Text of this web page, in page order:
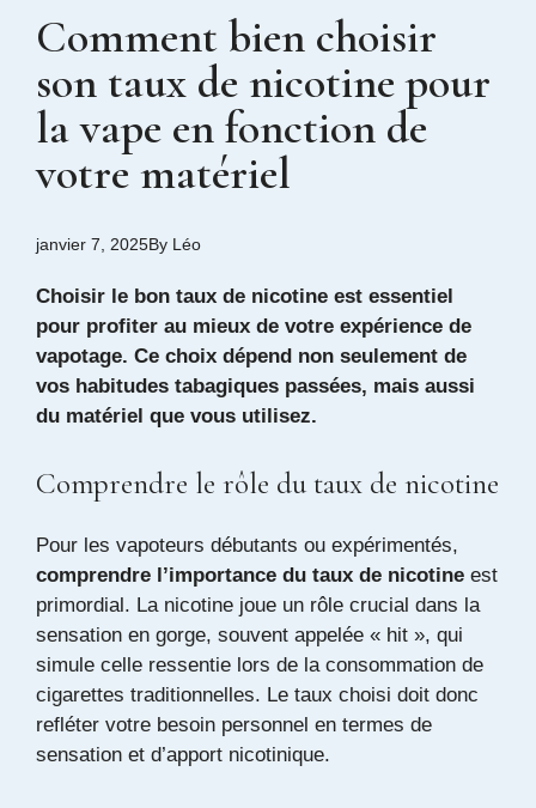
Comment bien choisir
son taux de nicotine pour
la vape en fonction de
votre matériel
janvier 7, 2025By Léo
Choisir le bon taux de nicotine est essentiel
pour profiter au mieux de votre expérience de
vapotage. Ce choix dépend non seulement de
vos habitudes tabagiques passées, mais aussi
du matériel que vous utilisez.
Comprendre le rôle du taux de nicotine
Pour les vapoteurs débutants ou expérimentés,
comprendre l’importance du taux de nicotine est
primordial. La nicotine joue un rôle crucial dans la
sensation en gorge, souvent appelée « hit », qui
simule celle ressentie lors de la consommation de
cigarettes traditionnelles. Le taux choisi doit donc
refléter votre besoin personnel en termes de
sensation et d’apport nicotinique.